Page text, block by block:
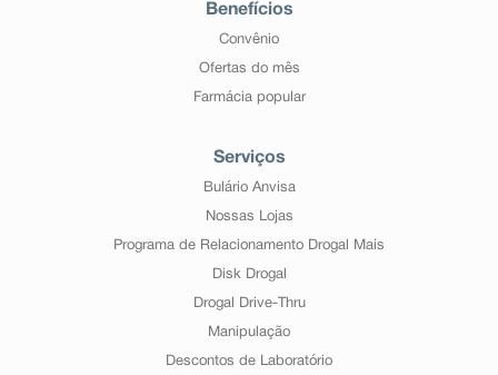
Benefícios
Convênio
Ofertas do mês
Farmácia popular
Serviços
Bulário Anvisa
Nossas Lojas
Programa de Relacionamento Drogal Mais
Disk Drogal
Drogal Drive-Thru
Manipulação
Descontos de Laboratório